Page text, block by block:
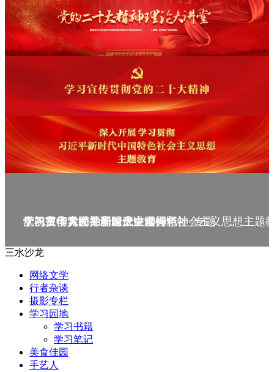
庆祝中华人民共和国成立75周年
学习贯彻党的二十届三中全会精神_专题
党的二十大精神理论大讲堂--理论
学习宣传贯彻党的二十大精神
学习贯彻习近平新时代中国特色社会主义思想主题
三水沙龙
网络文学
行者杂谈
摄影专栏
学习园地
学习书籍
学习笔记
美食佳园
手艺人